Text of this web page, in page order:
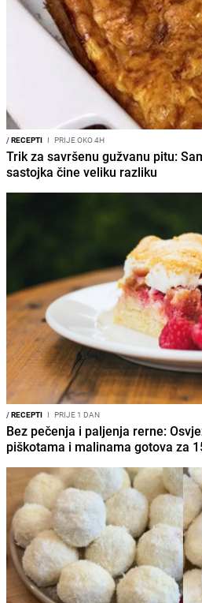
/RECEPTI I PRIJE OKO 4H
Trik za savršenu gužvanu pitu:
sastojka čine veliku razliku
/RECEPTI I PRIJE 1 DAN
Bez pečenja i paljenja rerne:
piškotama i malinama gotova za